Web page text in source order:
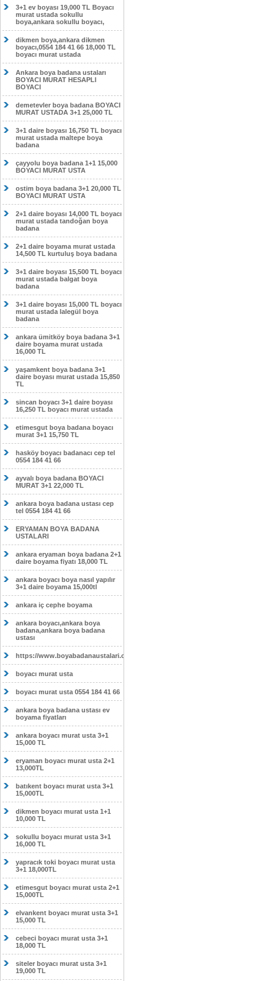
3+1 ev boyası 19,000 TL Boyacı
murat ustada sokullu
boya,ankara sokullu boyacı,
dikmen boya,ankara dikmen
boyacı,0554 184 41 66 18,000 TL
boyacı murat ustada
Ankara boya badana ustaları
BOYACI MURAT HESAPLI
BOYACI
demetevler boya badana BOYACI
MURAT USTADA 3+1 25,000 TL
3+1 daire boyası 16,750 TL boyacı
murat ustada maltepe boya
badana
çayyolu boya badana 1+1 15,000
BOYACI MURAT USTA
ostim boya badana 3+1 20,000 TL
BOYACI MURAT USTA
2+1 daire boyası 14,000 TL boyacı
murat ustada tandoğan boya
badana
2+1 daire boyama murat ustada
14,500 TL kurtuluş boya badana
3+1 daire boyası 15,500 TL boyacı
murat ustada balgat boya
badana
3+1 daire boyası 15,000 TL boyacı
murat ustada lalegül boya
badana
ankara ümitköy boya badana 3+1
daire boyama murat ustada
16,000 TL
yaşamkent boya badana 3+1
daire boyası murat ustada 15,850
TL
sincan boyacı 3+1 daire boyası
16,250 TL boyacı murat ustada
etimesgut boya badana boyacı
murat 3+1 15,750 TL
hasköy boyacı badanacı cep tel
0554 184 41 66
ayvalı boya badana BOYACI
MURAT 3+1 22,000 TL
ankara boya badana ustası cep
tel 0554 184 41 66
ERYAMAN BOYA BADANA
USTALARI
ankara eryaman boya badana 2+1
daire boyama fiyatı 18,000 TL
ankara boyacı boya nasıl yapılır
3+1 daire boyama 15,000tl
ankara iç cephe boyama
ankara boyacı,ankara boya
badana,ankara boya badana
ustası
https://www.boyabadanaustalari.com/
boyacı murat usta
boyacı murat usta 0554 184 41 66
ankara boya badana ustası ev
boyama fiyatları
ankara boyacı murat usta 3+1
15,000 TL
eryaman boyacı murat usta 2+1
13,000TL
batıkent boyacı murat usta 3+1
15,000TL
dikmen boyacı murat usta 1+1
10,000 TL
sokullu boyacı murat usta 3+1
16,000 TL
yapracık toki boyacı murat usta
3+1 18,000TL
etimesgut boyacı murat usta 2+1
15,000TL
elvankent boyacı murat usta 3+1
15,000 TL
cebeci boyacı murat usta 3+1
18,000 TL
siteler boyacı murat usta 3+1
19,000 TL